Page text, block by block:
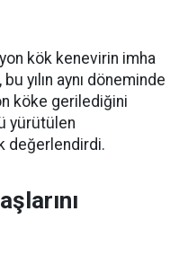
kök kenevirin imha
yılın aynı döneminde
köke gerilediğini
yürütülen
değerlendirdi.